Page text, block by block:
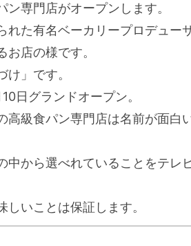
専門店がオープンします。
れた有名ベーカリープロデュー
店の様です。
」です。
日グランドオープン。
高級食パン専門店は名前が面白
中から選べれていることをテレ
いことは保証します。